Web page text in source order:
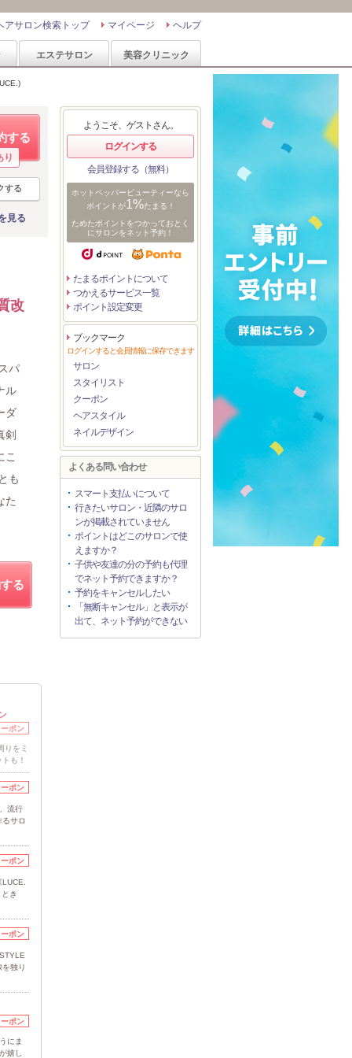
ヘルプ
マイページ
アサロン検索トップ
エステサロン 美容クリニック
する
り
する
見る
改
パ
ル
ダ
剣
こ
も
た
る
ポン
りをミ
も！
ポン
流行
サロ
ポン
き
ポン
独り
ポン
にま
嬉し
ようこそ、ゲストさん。
ログインする
会員登録する（無料）
ホットペッパービューティーなら
ポイントが1%たまる！
ためたポイントをつかっておとく
にサロンをネット予約！
たまるポイントについて
つかえるサービス一覧
ポイント設定変更
ブックマーク
ログインすると会員情報に保存できます
サロン
スタイリスト
クーポン
ヘアスタイル
ネイルデザイン
よくある問い合わせ
スマート支払いについて
行きたいサロン・近隣のサロ
ンが掲載されていません
ポイントはどこのサロンで使
えますか？
子供や友達の分の予約も代理
でネット予約できますか？
予約をキャンセルしたい
「無断キャンセル」と表示が
出て、ネット予約ができない